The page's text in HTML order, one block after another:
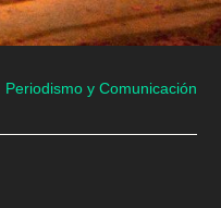
Periodismo y Comunicación